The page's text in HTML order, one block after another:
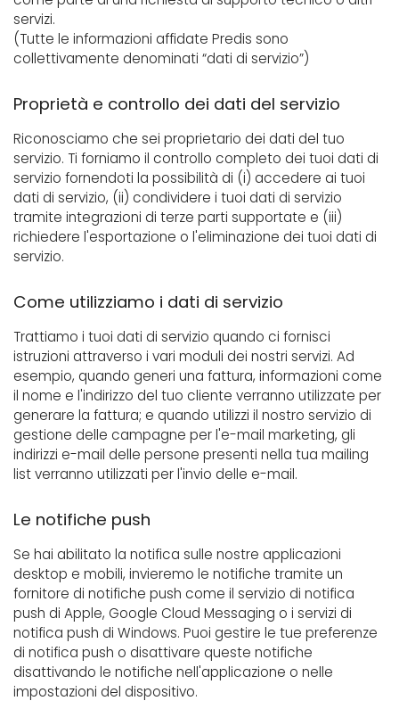
servizi.
(Tutte le informazioni affidate Predis sono
collettivamente denominati “dati di servizio”)
Proprietà e controllo dei dati del servizio
Riconosciamo che sei proprietario dei dati del tuo
servizio. Ti forniamo il controllo completo dei tuoi dati di
servizio fornendoti la possibilità di (i) accedere ai tuoi
dati di servizio, (ii) condividere i tuoi dati di servizio
tramite integrazioni di terze parti supportate e (iii)
richiedere l'esportazione o l'eliminazione dei tuoi dati di
servizio.
Come utilizziamo i dati di servizio
Trattiamo i tuoi dati di servizio quando ci fornisci
istruzioni attraverso i vari moduli dei nostri servizi. Ad
esempio, quando generi una fattura, informazioni come
il nome e l'indirizzo del tuo cliente verranno utilizzate per
generare la fattura; e quando utilizzi il nostro servizio di
gestione delle campagne per l'e-mail marketing, gli
indirizzi e-mail delle persone presenti nella tua mailing
list verranno utilizzati per l'invio delle e-mail.
Le notifiche push
Se hai abilitato la notifica sulle nostre applicazioni
desktop e mobili, invieremo le notifiche tramite un
fornitore di notifiche push come il servizio di notifica
push di Apple, Google Cloud Messaging o i servizi di
notifica push di Windows. Puoi gestire le tue preferenze
di notifica push o disattivare queste notifiche
disattivando le notifiche nell'applicazione o nelle
impostazioni del dispositivo.